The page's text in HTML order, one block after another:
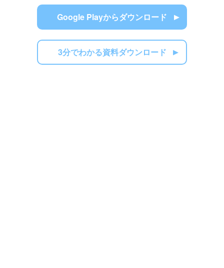
Google Playからダウンロード
3分でわかる資料ダウンロード